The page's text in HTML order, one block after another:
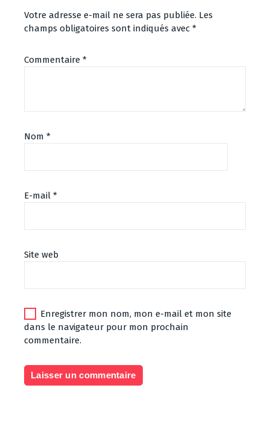
Votre adresse e-mail ne sera pas publiée. Les
champs obligatoires sont indiqués avec *
Commentaire *
Nom *
E-mail *
Site web
Enregistrer mon nom, mon e-mail et mon site
dans le navigateur pour mon prochain
commentaire.